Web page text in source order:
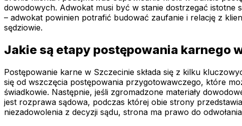
dowodowych. Adwokat musi być w stanie dostrzegać istotne
– adwokat powinien potrafić budować zaufanie i relację z
sędziowie.
Jakie są etapy postępowania karnego
Postępowanie karne w Szczecinie składa się z kilku
się od wszczęcia postępowania przygotowawczego, które
świadkowie. Następnie, jeśli zgromadzone materiały
jest rozprawa sądowa, podczas której obie strony
niezadowolenia z decyzji sądu, strona ma prawo do